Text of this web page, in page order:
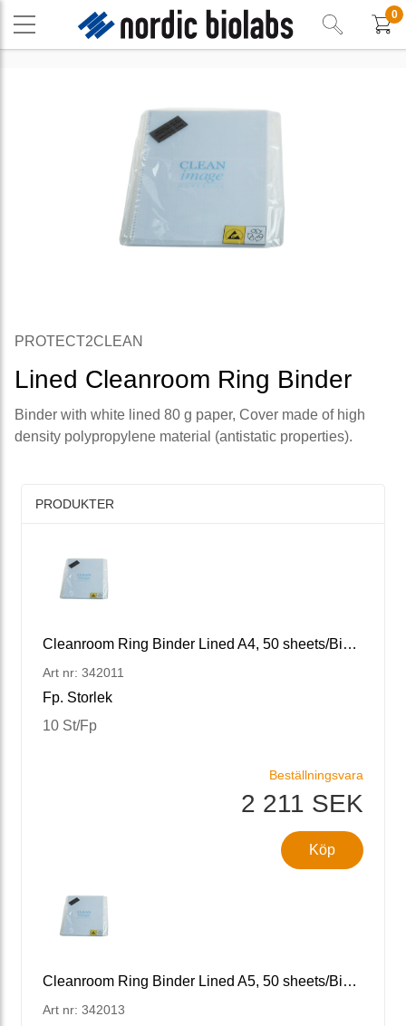
0
PROTECT2CLEAN
Lined Cleanroom Ring Binder
Binder with white lined 80 g paper, Cover made of high
density polypropylene material (antistatic properties).
PRODUKTER
Cleanroom Ring Binder Lined A4, 50 sheets/Binder
Art nr: 342011
Fp. Storlek
10 St/Fp
Beställningsvara
2 211 SEK
Köp
Cleanroom Ring Binder Lined A5, 50 sheets/Binder
Art nr: 342013